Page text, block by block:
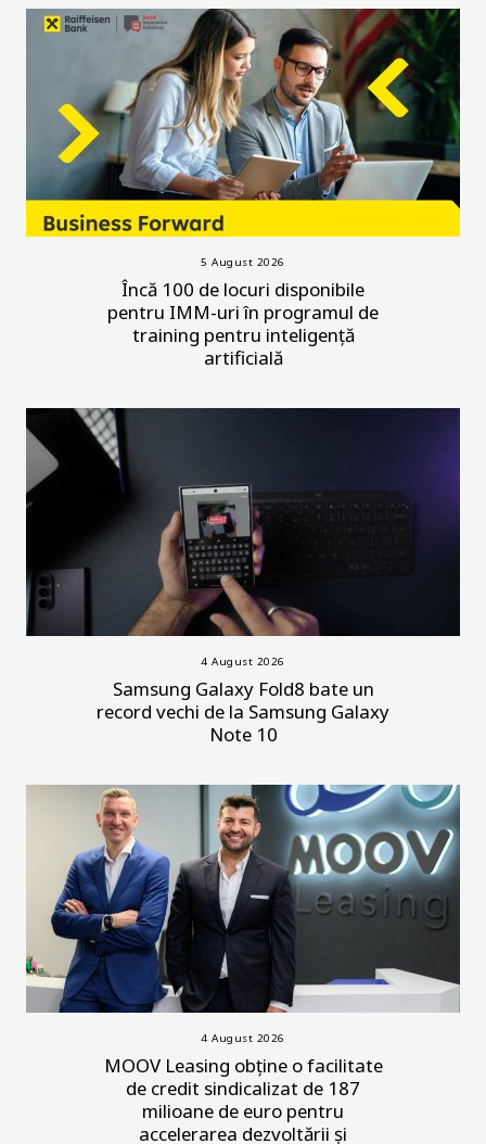
5 August 2026
Încă 100 de locuri disponibile
pentru IMM-uri în programul de
training pentru inteligență
artificială
4 August 2026
Samsung Galaxy Fold8 bate un
record vechi de la Samsung Galaxy
Note 10
4 August 2026
MOOV Leasing obține o facilitate
de credit sindicalizat de 187
milioane de euro pentru
accelerarea dezvoltării și